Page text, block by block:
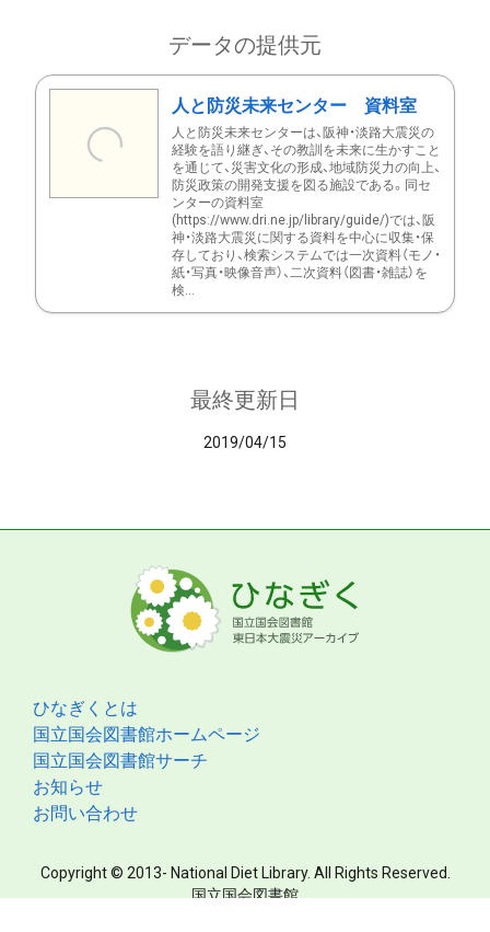
データの提供元
人と防災未来センター 資料室
人と防災未来センターは、阪神・淡路大震災の
経験を語り継ぎ、その教訓を未来に生かすこと
を通じて、災害文化の形成、地域防災力の向上、
防災政策の開発支援を図る施設である。同セ
ンターの資料室
(https://www.dri.ne.jp/library/guide/)では、阪
神・淡路大震災に関する資料を中心に収集・保
存しており、検索システムでは一次資料（モノ・
紙・写真・映像音声）、二次資料（図書・雑誌）を
検...
最終更新日
2019/04/15
ひなぎくとは
国立国会図書館ホームページ
国立国会図書館サーチ
お知らせ
お問い合わせ
Copyright © 2013- National Diet Library. All Rights Reserved.